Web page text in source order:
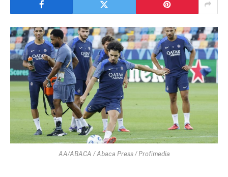
AA/ABACA / Abaca Press / Profimedia